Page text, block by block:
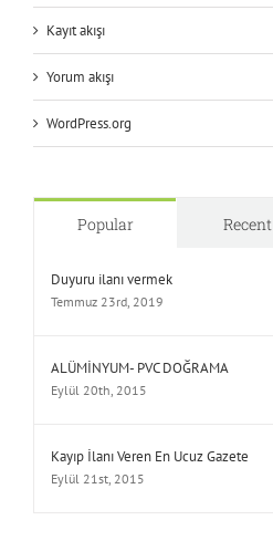
Kayıt akışı
Yorum akışı
WordPress.org
Popular Recent
Duyuru ilanı vermek
Temmuz 23rd, 2019
ALÜMİNYUM- PVC DOĞRAMA
Eylül 20th, 2015
Kayıp İlanı Veren En Ucuz Gazete
Eylül 21st, 2015